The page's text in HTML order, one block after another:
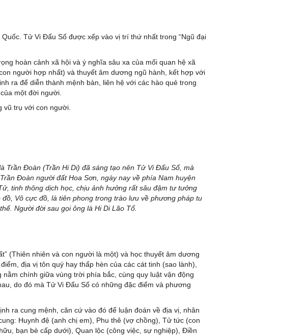
Tử Vi Đẩu Số được xếp vào vị trí thứ nhất trong “Ngũ đại
hoàn cảnh xã hội và ý nghĩa sâu xa của mối quan hệ xã
người hợp nhất) và thuyết âm dương ngũ hành, kết hợp với
ra để diễn thành mệnh bàn, liên hệ với các hào quẻ trong
một đời người.
vũ trụ với con người.
Trần Đoàn (Trần Hi Di) đã sáng tạo nên Tử Vi Đẩu Số, mà
Đoàn người đất Hoa Sơn, ngày nay về phía Nam huyện
tinh thông dịch học, chịu ảnh hưởng rất sâu đậm tư tưởng
Vô cực đồ, là tiên phong trong trào lưu về phương pháp tu
Người đời sau gọi ông là Hi Di Lão Tổ.
(Thiên nhiên và con người là một) và học thuyết âm dương
địa vị tôn quý hay thấp hèn của các cát tinh (sao lành),
chính giữa vùng trời phía bắc, cùng quy luật vận động
do đó mà Tử Vi Đẩu Số có những đặc điểm và phương
ra cung mệnh, căn cứ vào đó để luận đoán về địa vị, nhân
Huynh đệ (anh chị em), Phu thê (vợ chồng), Tử tức (con
bạn bè cấp dưới), Quan lộc (công việc, sự nghiệp), Điền